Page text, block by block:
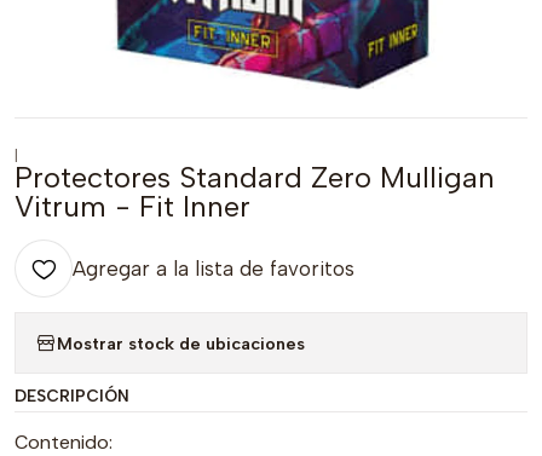
|
Protectores Standard Zero Mulligan
Vitrum - Fit Inner
Agregar a la lista de favoritos
Mostrar stock de ubicaciones
DESCRIPCIÓN
Contenido: